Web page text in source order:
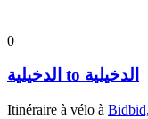
0
الدخيلية to الدخيلية
Itinéraire à vélo à